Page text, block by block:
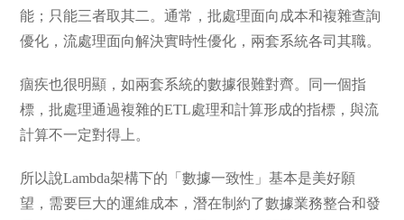
能；只能三者取其二。通常，批處理面向成本和複雜查詢
優化，流處理面向解決實時性優化，兩套系統各司其職。
痼疾也很明顯，如兩套系統的數據很難對齊。同一個指
標，批處理通過複雜的ETL處理和計算形成的指標，與流
計算不一定對得上。
所以說Lambda架構下的「數據一致性」基本是美好願
望，需要巨大的運維成本，潛在制約了數據業務整合和發